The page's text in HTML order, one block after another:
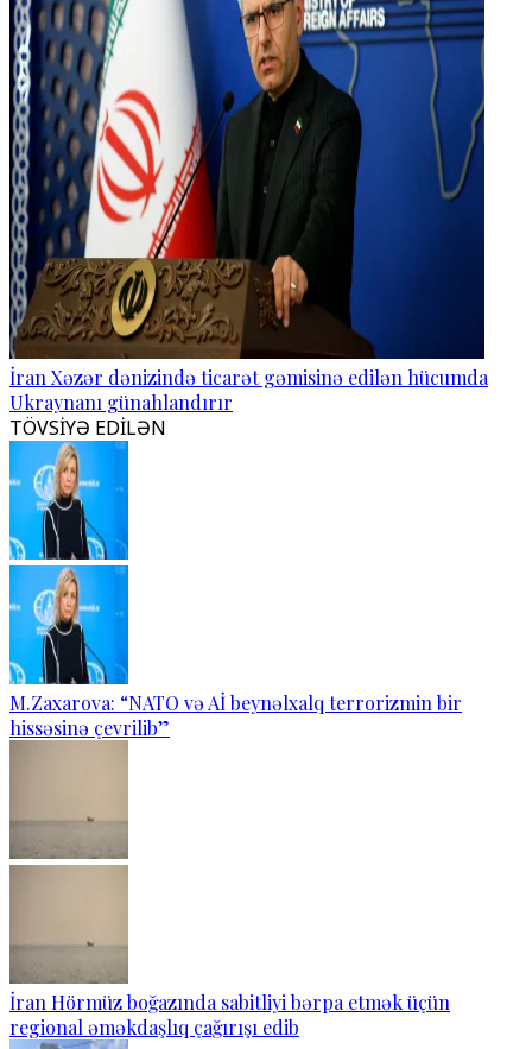
İran Xəzər dənizində ticarət gəmisinə edilən hücumda
Ukraynanı günahlandırır
TÖVSİYƏ EDİLƏN
M.Zaxarova: “NATO və Aİ beynəlxalq terrorizmin bir
hissəsinə çevrilib”
İran Hörmüz boğazında sabitliyi bərpa etmək üçün
regional əməkdaşlıq çağırışı edib